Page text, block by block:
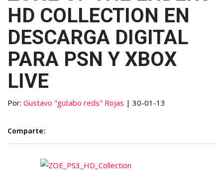
HD COLLECTION EN
DESCARGA DIGITAL
PARA PSN Y XBOX
LIVE
Por: Gustavo "gutabo reds" Rojas | 30-01-13
Comparte: